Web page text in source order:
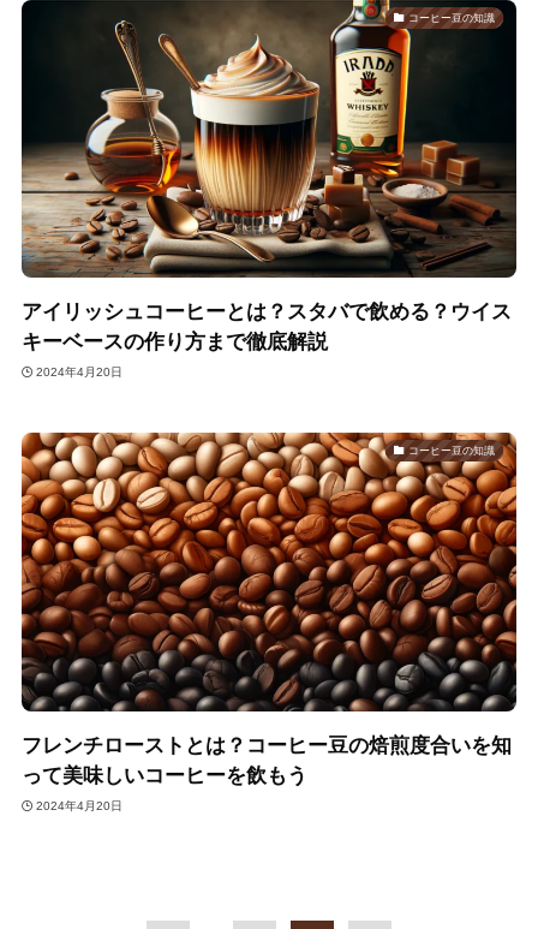
コーヒー豆の知識
アイリッシュコーヒーとは？スタバで飲める？ウイス
キーベースの作り方まで徹底解説
2024年4月20日
コーヒー豆の知識
フレンチローストとは？コーヒー豆の焙煎度合いを知
って美味しいコーヒーを飲もう
2024年4月20日